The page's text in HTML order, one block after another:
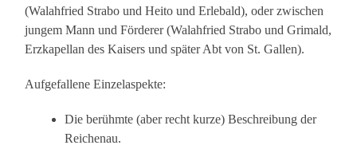
(Walahfried Strabo und Heito und Erlebald), oder zwischen
jungem Mann und Förderer (Walahfried Strabo und Grimald,
Erzkapellan des Kaisers und später Abt von St. Gallen).
Aufgefallene Einzelaspekte:
Die berühmte (aber recht kurze) Beschreibung der
Reichenau.